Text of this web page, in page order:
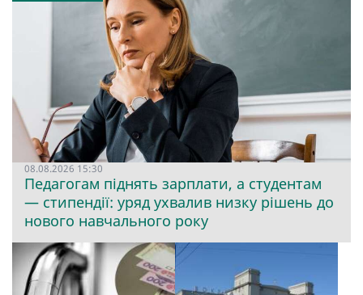
08.08.2026 15:30
Педагогам піднять зарплати, а студентам
— стипендії: уряд ухвалив низку рішень до
нового навчального року